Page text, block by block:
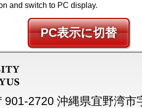
and switch to PC display.
PC
901-2720 沖縄県宜野湾市